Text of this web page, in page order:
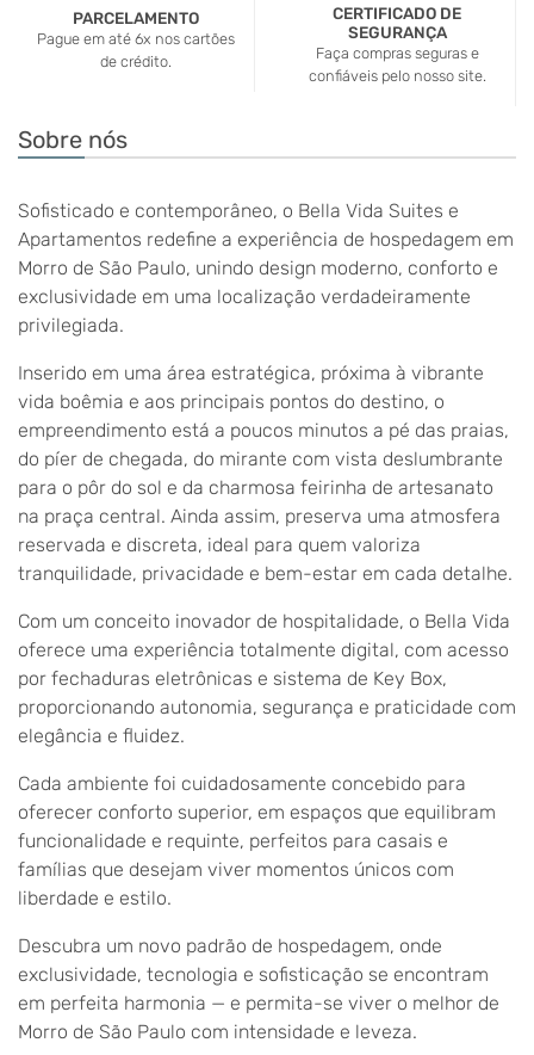
CERTIFICADO DE
SEGURANÇA
Faça compras seguras e
COMPRA RÁPIDA E FÁCIL
Em apenas poucos cliques,
você finaliza a sua compra.
Sobre nós
Sofisticado e contemporâneo, o Bella Vida Suites e
Apartamentos redefine a experiência de hospedagem em
Morro de São Paulo, unindo design moderno, conforto e
exclusividade em uma localização verdadeiramente
privilegiada.
Inserido em uma área estratégica, próxima à vibrante
vida boêmia e aos principais pontos do destino, o
empreendimento está a poucos minutos a pé das praias,
do píer de chegada, do mirante com vista deslumbrante
para o pôr do sol e da charmosa feirinha de artesanato
na praça central. Ainda assim, preserva uma atmosfera
reservada e discreta, ideal para quem valoriza
tranquilidade, privacidade e bem-estar em cada detalhe.
Com um conceito inovador de hospitalidade, o Bella Vida
oferece uma experiência totalmente digital, com acesso
por fechaduras eletrônicas e sistema de Key Box,
proporcionando autonomia, segurança e praticidade com
elegância e fluidez.
Cada ambiente foi cuidadosamente concebido para
oferecer conforto superior, em espaços que equilibram
funcionalidade e requinte, perfeitos para casais e
famílias que desejam viver momentos únicos com
liberdade e estilo.
Descubra um novo padrão de hospedagem, onde
exclusividade, tecnologia e sofisticação se encontram
em perfeita harmonia — e permita-se viver o melhor de
Morro de São Paulo com intensidade e leveza.